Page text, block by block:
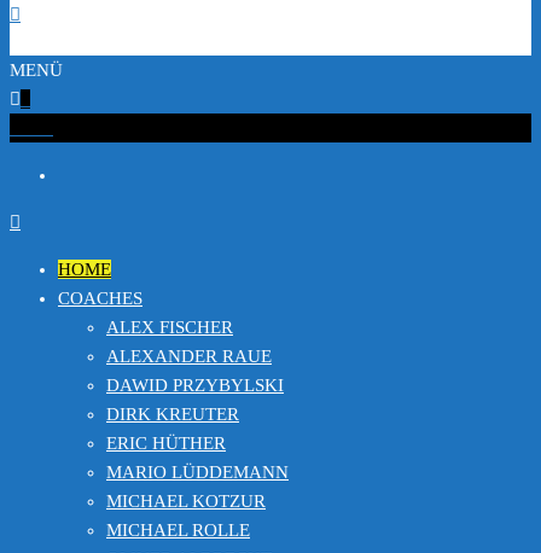
MENÜ
HOME
COACHES
ALEX FISCHER
ALEXANDER RAUE
DAWID PRZYBYLSKI
DIRK KREUTER
ERIC HÜTHER
MARIO LÜDDEMANN
MICHAEL KOTZUR
MICHAEL ROLLE